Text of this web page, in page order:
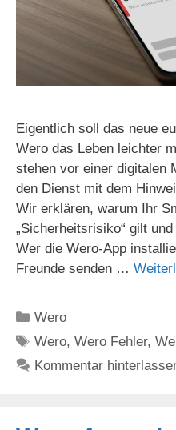
Eigentlich soll das neue
Wero das Leben leichter
stehen vor einer digitalen
den Dienst mit dem
Wir erklären, warum Ihr
„Sicherheitsrisiko“ gilt
Wer die Wero-App
Freunde senden …
Kategorien
Wero
Schlagwörter
Wero,Wero Fehler,
Kommentar